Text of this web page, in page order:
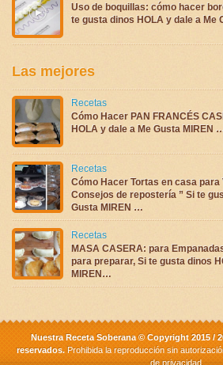
Uso de boquillas: cómo hacer
te gusta dinos HOLA y dale a Me
Las mejores
Recetas
Cómo Hacer PAN FRANCÉS
HOLA y dale a Me Gusta MIREN
Recetas
Cómo Hacer Tortas en casa para
Consejos de repostería ” Si te
Gusta MIREN …
Recetas
MASA CASERA: para
para preparar, Si te gusta dinos
MIREN…
Nuestra Receta Soberana © Copyright 2015 /
reservados. Prohibida la reproducción sin
de privacidad.